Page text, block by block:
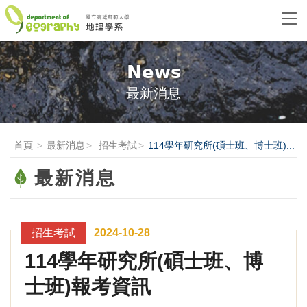
News
最新消息
首頁 最新消息 招生考試 114學年研究所(碩士班、博士班)...
最新消息
招生考試 2024-10-28
114學年研究所(碩士班、博
士班)報考資訊